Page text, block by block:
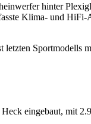
hinter
Klima- und
letzten
mit